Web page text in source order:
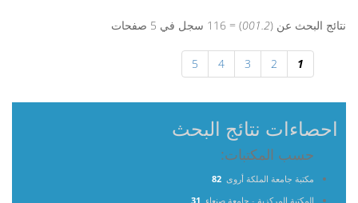
نتائج البحث عن (001.2) = 116 سجل في 5 صفحات
5 4 3 2 1
احصاءات نتائج البحث
حسب المكتبات:
مكتبة جامعة الملكة أروى 82
المكتبة المركزية - جامعة صنعاء 31